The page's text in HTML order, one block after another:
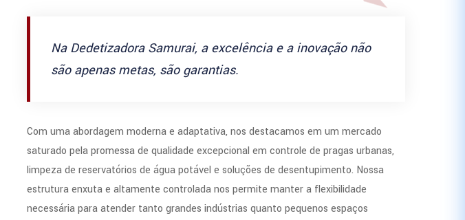
Na Dedetizadora Samurai, a excelência e a inovação não
são apenas metas, são garantias.
Com uma abordagem moderna e adaptativa, nos destacamos em um mercado
saturado pela promessa de qualidade excepcional em controle de pragas urbanas,
limpeza de reservatórios de água potável e soluções de desentupimento. Nossa
estrutura enxuta e altamente controlada nos permite manter a flexibilidade
necessária para atender tanto grandes indústrias quanto pequenos espaços